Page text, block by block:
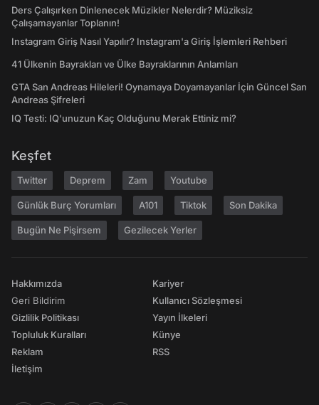
Ders Çalışırken Dinlenecek Müzikler Nelerdir? Müziksiz
Çalışamayanlar Toplanın!
Instagram Giriş Nasıl Yapılır? Instagram'a Giriş İşlemleri Rehberi
41 Ülkenin Bayrakları ve Ülke Bayraklarının Anlamları
GTA San Andreas Hileleri! Oynamaya Doyamayanlar İçin Güncel San
Andreas Şifreleri
IQ Testi: IQ'unuzun Kaç Olduğunu Merak Ettiniz mi?
Keşfet
Twitter Deprem Zam Youtube
Günlük Burç Yorumları A101 Tiktok Son Dakika
Bugün Ne Pişirsem Gezilecek Yerler
Hakkımızda
Geri Bildirim
Gizlilik Politikası
Topluluk Kuralları
Reklam
İletişim
Kariyer
Kullanıcı Sözleşmesi
Yayın İlkeleri
Künye
RSS